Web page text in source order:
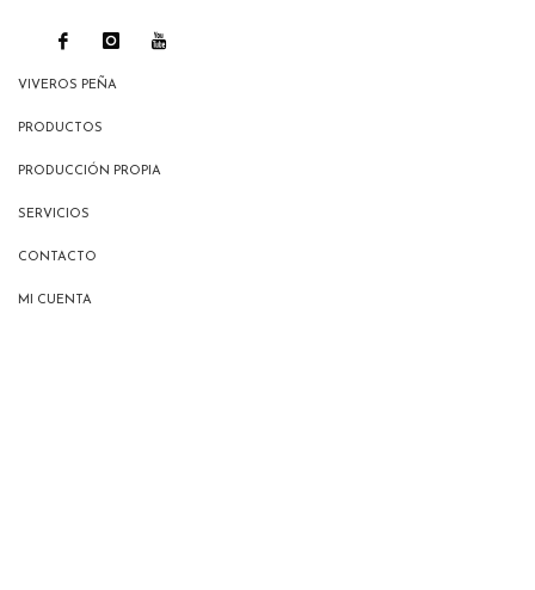
VIVEROS PEÑA
PRODUCTOS
PRODUCCIÓN PROPIA
SERVICIOS
CONTACTO
MI CUENTA